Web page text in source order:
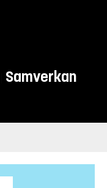
Samverkan